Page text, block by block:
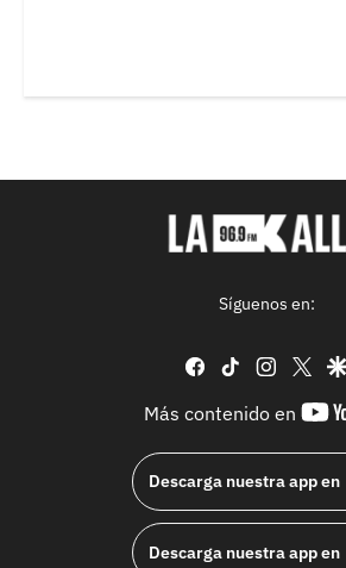
Síguenos en:
facebook
tiktok
Más contenido en
Descarga nuestra app en
Descarga nuestra app en